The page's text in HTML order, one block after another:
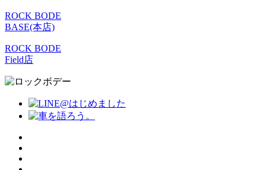
ROCK BODE
BASE(本店)
ROCK BODE
Field店